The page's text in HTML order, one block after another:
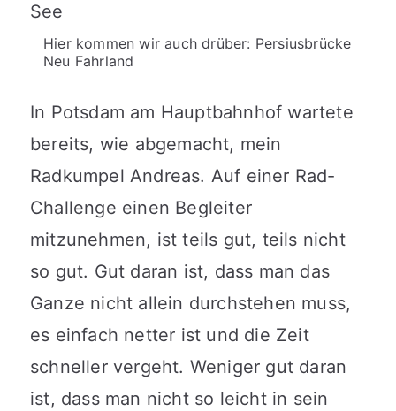
Hier kommen wir auch drüber: Persiusbrücke
Neu Fahrland
In Potsdam am Hauptbahnhof wartete
bereits, wie abgemacht, mein
Radkumpel Andreas. Auf einer Rad-
Challenge einen Begleiter
mitzunehmen, ist teils gut, teils nicht
so gut. Gut daran ist, dass man das
Ganze nicht allein durchstehen muss,
es einfach netter ist und die Zeit
schneller vergeht. Weniger gut daran
ist, dass man nicht so leicht in sein